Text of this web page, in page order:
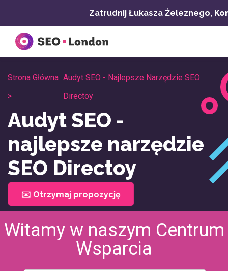
treści
Zatrudnij Łukasza Żeleznego,
Strona Główna
>
Audyt SEO - Najlepsze Narzędzie SEO
Directoy
Audyt SEO -
najlepsze narzędzie
SEO Directoy
✉️ Otrzymaj propozycję
Witamy w naszym Centrum
Wsparcia